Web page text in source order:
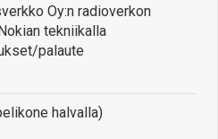
Oy:n radioverkon
tekniikalla
palaute
halvalla)